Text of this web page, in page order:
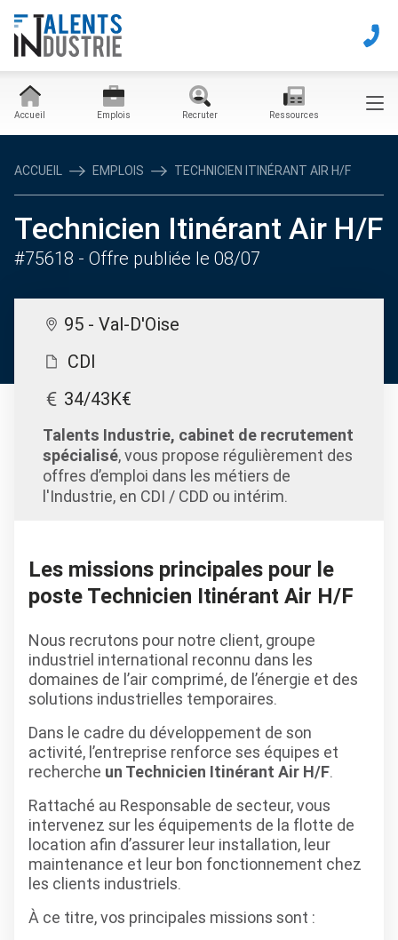
Accueil Emplois Recruter Ressources
ACCUEIL EMPLOIS TECHNICIEN ITINÉRANT AIR H/F
Technicien Itinérant Air H/F
#75618 - Offre publiée le 08/07
95 - Val-D'Oise
CDI
34/43K€
Talents Industrie, cabinet de recrutement
spécialisé, vous propose régulièrement des
offres d’emploi dans les métiers de
l'Industrie, en CDI / CDD ou intérim.
Les missions principales pour le
poste Technicien Itinérant Air H/F
Nous recrutons pour notre client, groupe
industriel international reconnu dans les
domaines de l’air comprimé, de l’énergie et des
solutions industrielles temporaires.
Dans le cadre du développement de son
activité, l’entreprise renforce ses équipes et
recherche un Technicien Itinérant Air H/F.
Rattaché au Responsable de secteur, vous
intervenez sur les équipements de la flotte de
location afin d’assurer leur installation, leur
maintenance et leur bon fonctionnement chez
les clients industriels.
À ce titre, vos principales missions sont :